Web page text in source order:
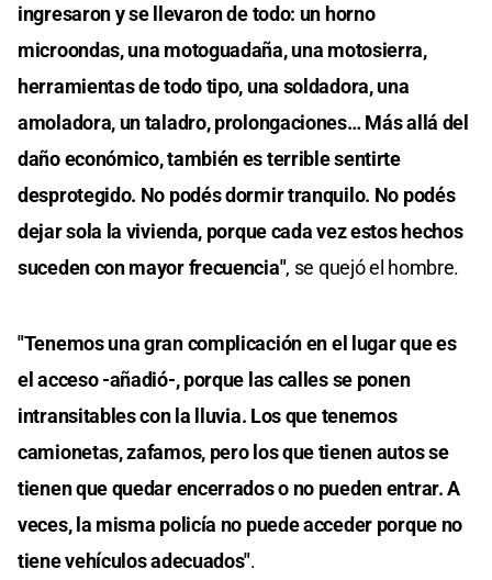
ingresaron y se llevaron de todo: un horno
microondas, una motoguadaña, una motosierra,
herramientas de todo tipo, una soldadora, una
amoladora, un taladro, prolongaciones… Más allá del
daño económico, también es terrible sentirte
desprotegido. No podés dormir tranquilo. No podés
dejar sola la vivienda, porque cada vez estos hechos
suceden con mayor frecuencia", se quejó el hombre.
"Tenemos una gran complicación en el lugar que es
el acceso -añadió-, porque las calles se ponen
intransitables con la lluvia. Los que tenemos
camionetas, zafamos, pero los que tienen autos se
tienen que quedar encerrados o no pueden entrar. A
veces, la misma policía no puede acceder porque no
tiene vehículos adecuados".